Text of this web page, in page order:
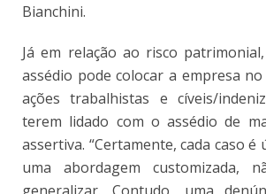
Bianchini.
Já em relação ao risco
assédio pode colocar a empresa
ações trabalhistas e cíveis/
terem lidado com o assédio de
assertiva. “Certamente, cada caso é
uma abordagem customizada,